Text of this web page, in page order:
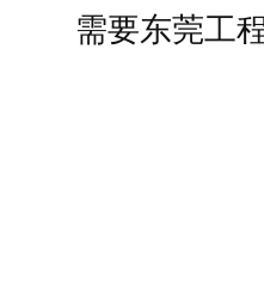
需要东莞工